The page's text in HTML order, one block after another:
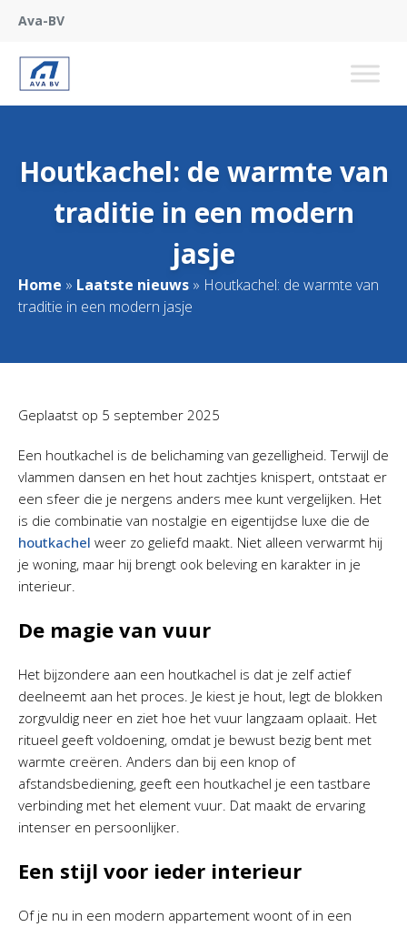
Ava-BV
Houtkachel: de warmte van
traditie in een modern
jasje
Home » Laatste nieuws » Houtkachel: de warmte van
traditie in een modern jasje
Geplaatst op 5 september 2025
Een houtkachel is de belichaming van gezelligheid. Terwijl de
vlammen dansen en het hout zachtjes knispert, ontstaat er
een sfeer die je nergens anders mee kunt vergelijken. Het
is die combinatie van nostalgie en eigentijdse luxe die de
houtkachel weer zo geliefd maakt. Niet alleen verwarmt hij
je woning, maar hij brengt ook beleving en karakter in je
interieur.
De magie van vuur
Het bijzondere aan een houtkachel is dat je zelf actief
deelneemt aan het proces. Je kiest je hout, legt de blokken
zorgvuldig neer en ziet hoe het vuur langzaam oplaait. Het
ritueel geeft voldoening, omdat je bewust bezig bent met
warmte creëren. Anders dan bij een knop of
afstandsbediening, geeft een houtkachel je een tastbare
verbinding met het element vuur. Dat maakt de ervaring
intenser en persoonlijker.
Een stijl voor ieder interieur
Of je nu in een modern appartement woont of in een